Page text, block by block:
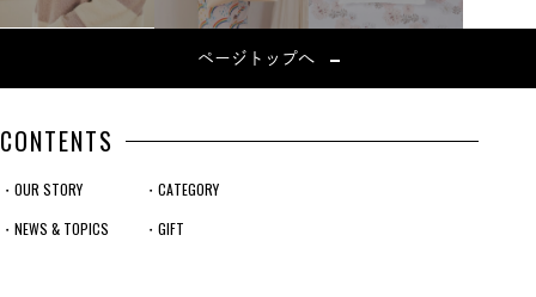
ページトップへ
CONTENTS
・OUR STORY
・NEWS & TOPICS
・CATEGORY
・GIFT